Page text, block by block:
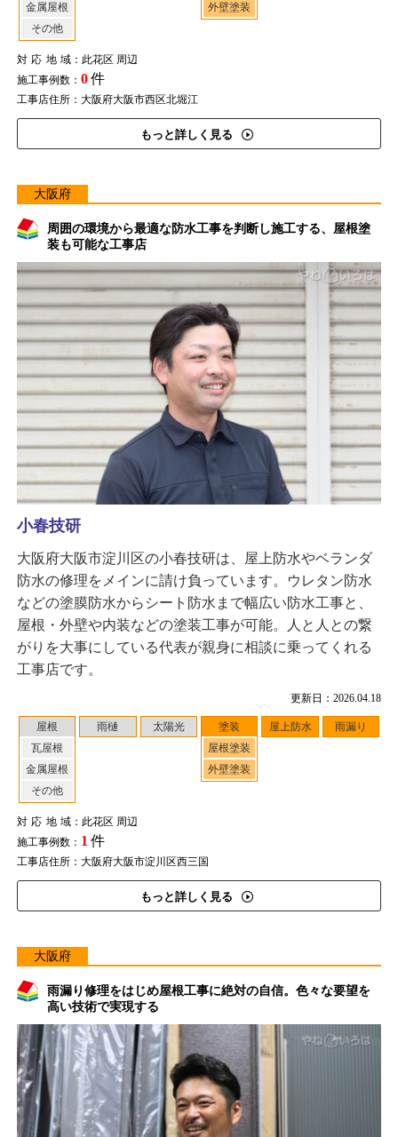
金属屋根
その他
外壁塗装
対応地域：此花区 周辺
施工事例数： 0件
工事店住所：大阪府大阪市西区北堀江
もっと詳しく見る
大阪府
周囲の環境から最適な防水工事を判断し施工する、屋根塗
装も可能な工事店
更新日：2026.04.18
屋根
瓦屋根
金属屋根
その他
雨樋 太陽光
塗装
屋根塗装
外壁塗装
屋上防水 雨漏り
対応地域：此花区 周辺
施工事例数： 1 件
工事店住所：大阪府大阪市淀川区西三国
もっと詳しく見る
小春技研
大阪府大阪市淀川区の小春技研は、屋上防水やベランダ
防水の修理をメインに請け負っています。ウレタン防水
などの塗膜防水からシート防水まで幅広い防水工事と、
屋根・外壁や内装などの塗装工事が可能。人と人との繋
がりを大事にしている代表が親身に相談に乗ってくれる
工事店です。
大阪府
雨漏り修理をはじめ屋根工事に絶対の自信。色々な要望を
高い技術で実現する